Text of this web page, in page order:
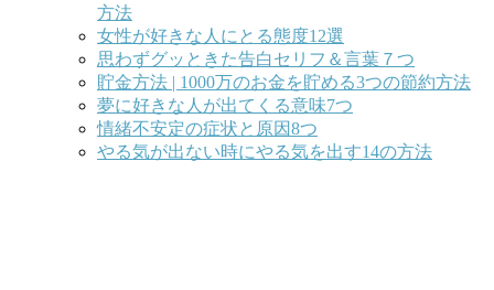
方法
女性が好きな人にとる態度12選
思わずグッときた告白セリフ＆言葉７つ
貯金方法 | 1000万のお金を貯める3つの節約方法
夢に好きな人が出てくる意味7つ
情緒不安定の症状と原因8つ
やる気が出ない時にやる気を出す14の方法